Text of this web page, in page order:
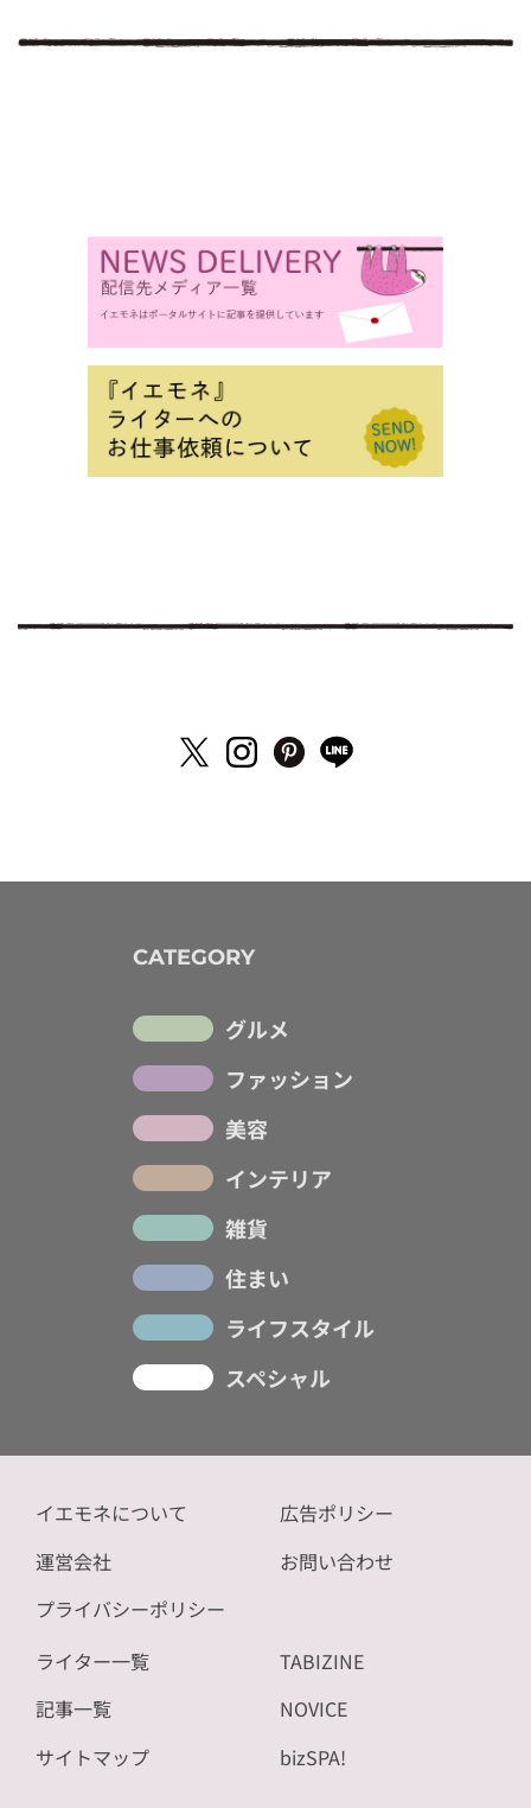
CATEGORY
グルメ
ファッション
美容
インテリア
雑貨
住まい
ライフスタイル
スペシャル
イエモネについて
運営会社
プライバシーポリシー
広告ポリシー
お問い合わせ
ライター一覧
記事一覧
サイトマップ
TABIZINE
NOVICE
bizSPA!